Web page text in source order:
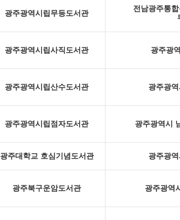
광주광역시립무등도서관
전남광주통
광주광역시립사직도서관 광주광
광주광역시립산수도서관 광주광
광주광역시립점자도서관 광주광역시
광주대학교 호심기념도서관 광주광
광주북구운암도서관 광주광역